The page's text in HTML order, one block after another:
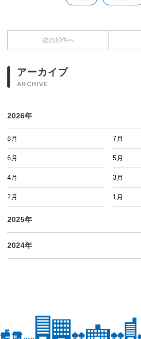
次の10件へ
アーカイブ
ARCHIVE
2026年
8月 7月
6月 5月
4月 3月
2月 1月
2025年
2024年